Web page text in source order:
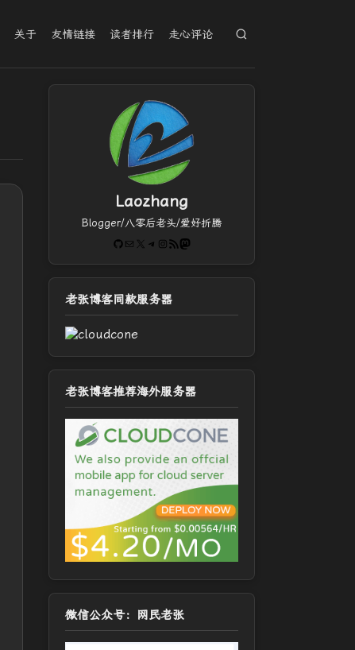
关于 友情链接 读者排行 走心评论
Laozhang
Blogger/八零后老头/爱好折腾
GitHub
电子邮件 X Telegram
Instagram
RSS FeedMastodon
老张博客同款服务器
老张博客推荐海外服务器
微信公众号：网民老张